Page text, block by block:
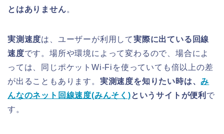
とはありません。
実測速度は、ユーザーが利用して実際に出ている回線
速度です。場所や環境によって変わるので、場合によ
っては、同じポケットWi-Fiを使っていても倍以上の差
が出ることもあります。 実測速度を知りたい時は、み
んなのネット回線速度(みんそく)というサイトが便利 で
す。